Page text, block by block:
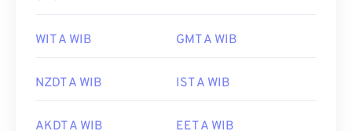
WIT A WIB GMT A WIB
NZDT A WIB IST A WIB
AKDT A WIB EET A WIB